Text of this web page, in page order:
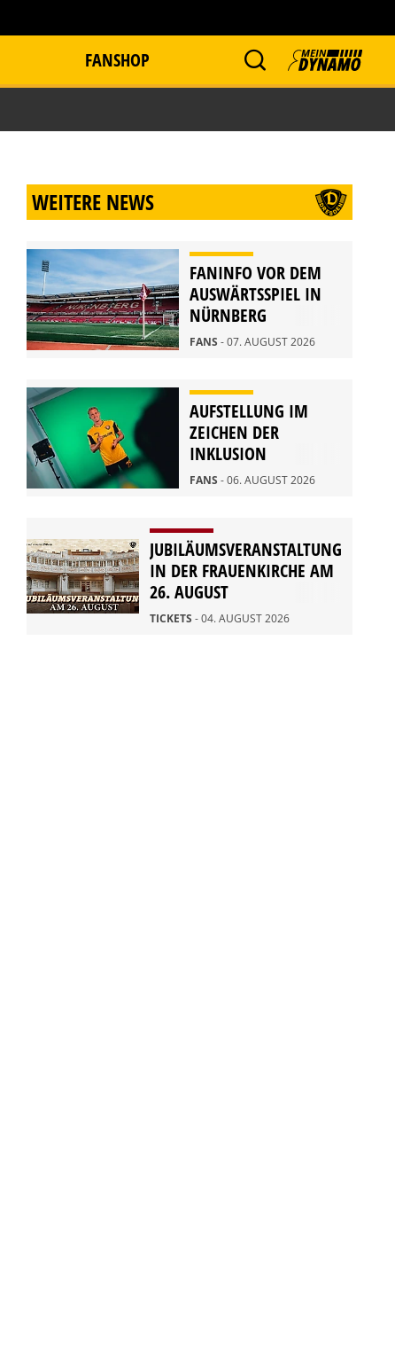
FANSHOP
WEITERE NEWS
FANINFO VOR DEM
AUSWÄRTSSPIEL IN
NÜRNBERG
FANS - 07. AUGUST 2026
AUFSTELLUNG IM
ZEICHEN DER
INKLUSION
FANS - 06. AUGUST 2026
JUBILÄUMSVERANSTALTUNG
IN DER FRAUENKIRCHE AM
26. AUGUST
TICKETS - 04. AUGUST 2026